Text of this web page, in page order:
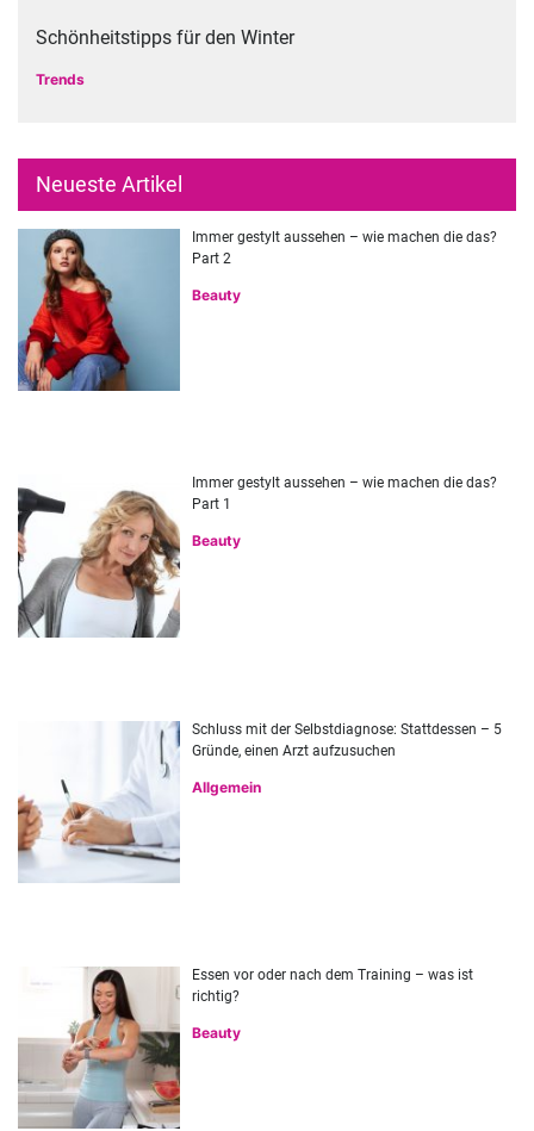
Schönheitstipps für den Winter
Trends
Neueste Artikel
Immer gestylt aussehen – wie machen die das?
Part 2
Beauty
Immer gestylt aussehen – wie machen die das?
Part 1
Beauty
Schluss mit der Selbstdiagnose: Stattdessen – 5
Gründe, einen Arzt aufzusuchen
Allgemein
Essen vor oder nach dem Training – was ist
richtig?
Beauty